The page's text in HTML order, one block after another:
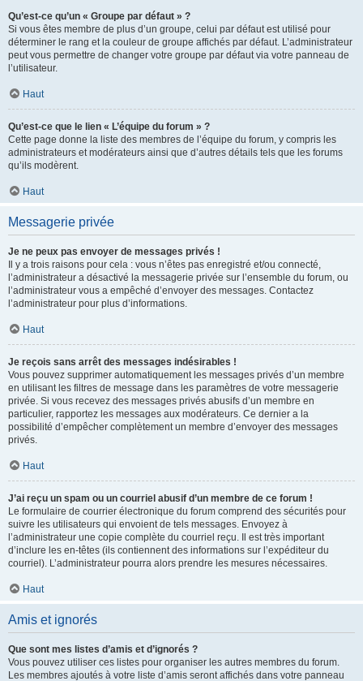
Qu’est-ce qu’un « Groupe par défaut » ?
Si vous êtes membre de plus d’un groupe, celui par défaut est utilisé pour
déterminer le rang et la couleur de groupe affichés par défaut. L’administrateur
peut vous permettre de changer votre groupe par défaut via votre panneau de
l’utilisateur.
Haut
Qu’est-ce que le lien « L’équipe du forum » ?
Cette page donne la liste des membres de l’équipe du forum, y compris les
administrateurs et modérateurs ainsi que d’autres détails tels que les forums
qu’ils modèrent.
Haut
Messagerie privée
Je ne peux pas envoyer de messages privés !
Il y a trois raisons pour cela : vous n’êtes pas enregistré et/ou connecté,
l’administrateur a désactivé la messagerie privée sur l’ensemble du forum, ou
l’administrateur vous a empêché d’envoyer des messages. Contactez
l’administrateur pour plus d’informations.
Haut
Je reçois sans arrêt des messages indésirables !
Vous pouvez supprimer automatiquement les messages privés d’un membre
en utilisant les filtres de message dans les paramètres de votre messagerie
privée. Si vous recevez des messages privés abusifs d’un membre en
particulier, rapportez les messages aux modérateurs. Ce dernier a la
possibilité d’empêcher complètement un membre d’envoyer des messages
privés.
Haut
J’ai reçu un spam ou un courriel abusif d’un membre de ce forum !
Le formulaire de courrier électronique du forum comprend des sécurités pour
suivre les utilisateurs qui envoient de tels messages. Envoyez à
l’administrateur une copie complète du courriel reçu. Il est très important
d’inclure les en-têtes (ils contiennent des informations sur l’expéditeur du
courriel). L’administrateur pourra alors prendre les mesures nécessaires.
Haut
Amis et ignorés
Que sont mes listes d’amis et d’ignorés ?
Vous pouvez utiliser ces listes pour organiser les autres membres du forum.
Les membres ajoutés à votre liste d’amis seront affichés dans votre panneau